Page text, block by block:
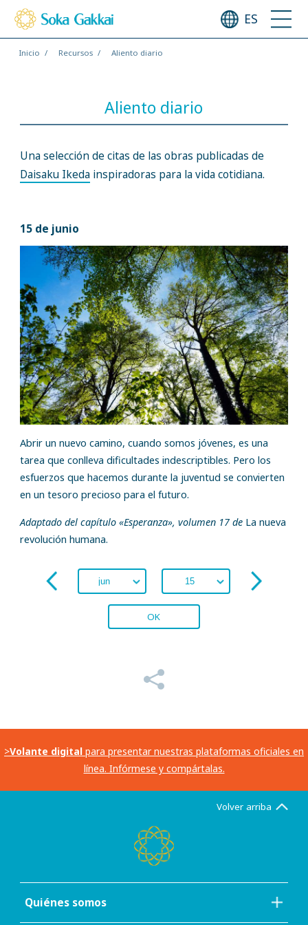
ES
Inicio Recursos Aliento diario
Aliento diario
Una selección de citas de las obras publicadas de
Daisaku Ikedainspiradoras para la vida cotidiana.
15 de junio
Abrir un nuevo camino, cuando somos jóvenes, es una
tarea que conlleva dificultades indescriptibles. Pero los
esfuerzos que hacemos durante la juventud se convierten
en un tesoro precioso para el futuro.
Adaptado del capítulo «Esperanza», volumen 17 deLa nueva
revolución humana.
OK
>Volante digital para presentar nuestras plataformas oficiales en
línea. Infórmese y compártalas.
Volver arriba
Quiénes somos